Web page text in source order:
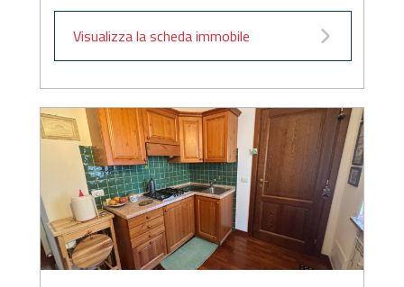
Visualizza la scheda immobile